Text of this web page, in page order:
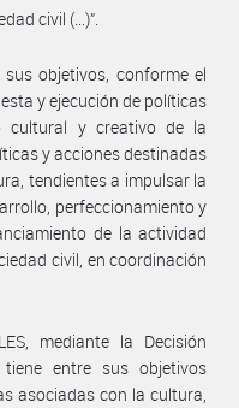
civil (...)”.
sus objetivos, conforme el
y ejecución de políticas
cultural y creativo de la
y acciones destinadas
tendientes a impulsar la
perfeccionamiento y
de la actividad
civil, en coordinación
mediante la Decisión
tiene entre sus objetivos
asociadas con la cultura,